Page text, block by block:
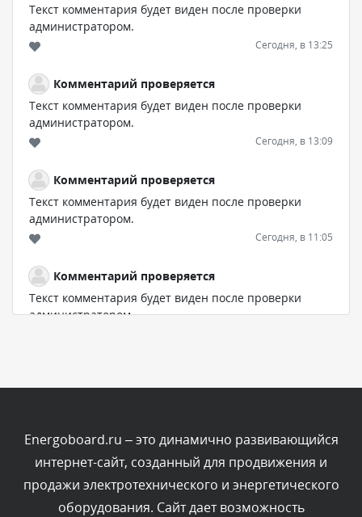
Текст комментария будет виден после проверки
администратором.
Сегодня, в 13:25
Комментарий проверяется
Текст комментария будет виден после проверки
администратором.
Сегодня, в 13:09
Комментарий проверяется
Текст комментария будет виден после проверки
администратором.
Сегодня, в 11:05
Комментарий проверяется
Текст комментария будет виден после проверки
администратором.
Комментарий проверяется
Текст комментария будет виден после проверки
администратором.
Energoboard.ru – это динамично развивающийся
интернет-сайт, созданный для продвижения и
продажи электротехнического и энергетического
оборудования. Сайт дает возможность